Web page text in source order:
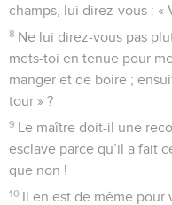
champs, lui direz-vous : «
8 Ne lui direz-vous pas
mets-toi en tenue pour
manger et de boire ;
tour » ?
9 Le maître doit-il une
esclave parce qu’il a fait
que non !
10 Il en est de même pour